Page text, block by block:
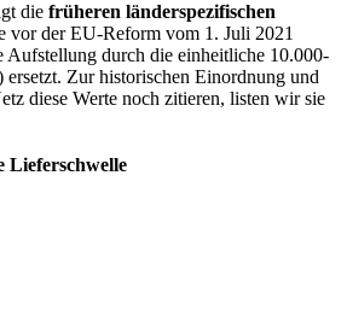
die früheren länderspezifischen
vor der EU-Reform vom 1. Juli 2021
Aufstellung durch die einheitliche 10.000-
ersetzt. Zur historischen Einordnung und
diese Werte noch zitieren, listen wir sie
Lieferschwelle